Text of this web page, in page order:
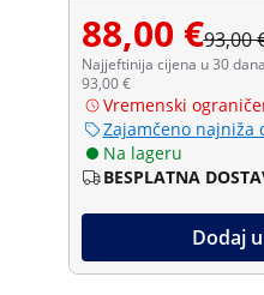
88,00 €93,00
Najjeftinija cijena u 30
93,00 €
Vremenski
Zajamčeno najniža
Na lageru
BESPLATNA
Dodaj